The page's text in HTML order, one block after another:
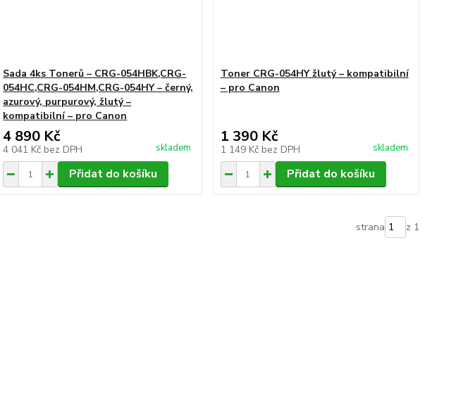
Sada 4ks Tonerů – CRG-054HBK,CRG-
054HC,CRG-054HM,CRG-054HY – černý,
azurový, purpurový, žlutý –
kompatibilní – pro Canon
4 890 Kč
4 041 Kč bez DPH skladem
Přidat do košíku
Toner CRG-054HY žlutý – kompatibilní
– pro Canon
1 390 Kč
1 149 Kč bez DPH skladem
Přidat do košíku
strana z 1